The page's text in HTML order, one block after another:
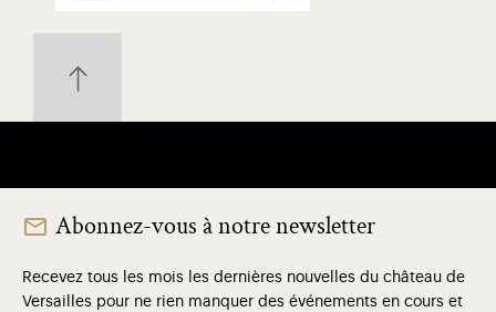
Abonnez-vous à notre newsletter
Recevez tous les mois les dernières nouvelles du château de
Versailles pour ne rien manquer des événements en cours et